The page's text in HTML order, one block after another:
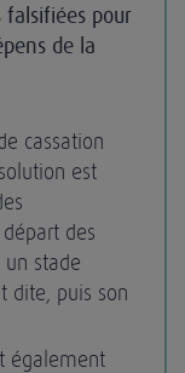
falsifiées pour
de la
cassation
est
des
stade
dite, puis son
également